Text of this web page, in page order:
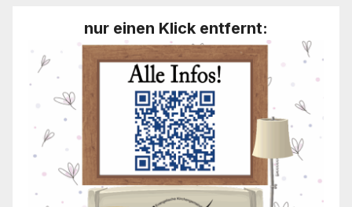
nur einen Klick entfernt: